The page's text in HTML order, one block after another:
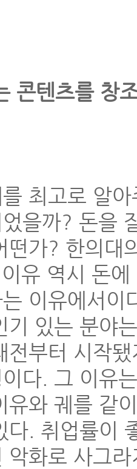
콘텐츠를 창
최고로 알
을까? 돈을
떤가? 한의대
유 역시 돈
이유에서이
기 있는 분야
전부터 시작
다. 그 이유
유와 궤를 같
다. 취업률이
악화로 사그